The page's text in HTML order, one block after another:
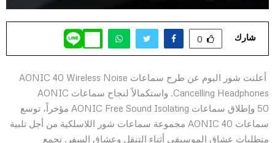
شارك 0
أعلنت شور اليوم عن طرح سماعات AONIC 40 Wireless Noise
Cancelling Headphones. واستكمالاً لنجاح سماعات AONIC
50 وإطلاق سماعات AONIC Free Sound Isolating مؤخراً، توسع
سماعات AONIC 40 مجموعة سماعات شور اللاسلكية من أجل تلبية
متطلبات عشاق الموسيقى أثناء التنقل وعشاق السفر. تجمع